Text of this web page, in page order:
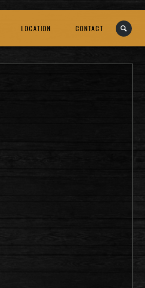
LOCATION CONTACT